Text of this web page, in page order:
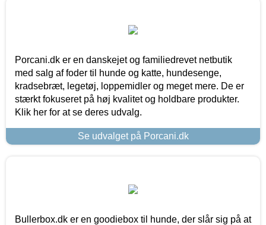
Porcani.dk er en danskejet og familiedrevet netbutik
med salg af foder til hunde og katte, hundesenge,
kradsebræt, legetøj, loppemidler og meget mere. De er
stærkt fokuseret på høj kvalitet og holdbare produkter.
Klik her for at se deres udvalg.
Se udvalget på Porcani.dk
Bullerbox.dk er en goodiebox til hunde, der slår sig på at